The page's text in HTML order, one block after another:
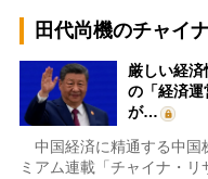
田代尚機のチャイ
厳しい経
の「経済
が…
中国経済に精通する中国
ミアム連載「チャイナ・リ